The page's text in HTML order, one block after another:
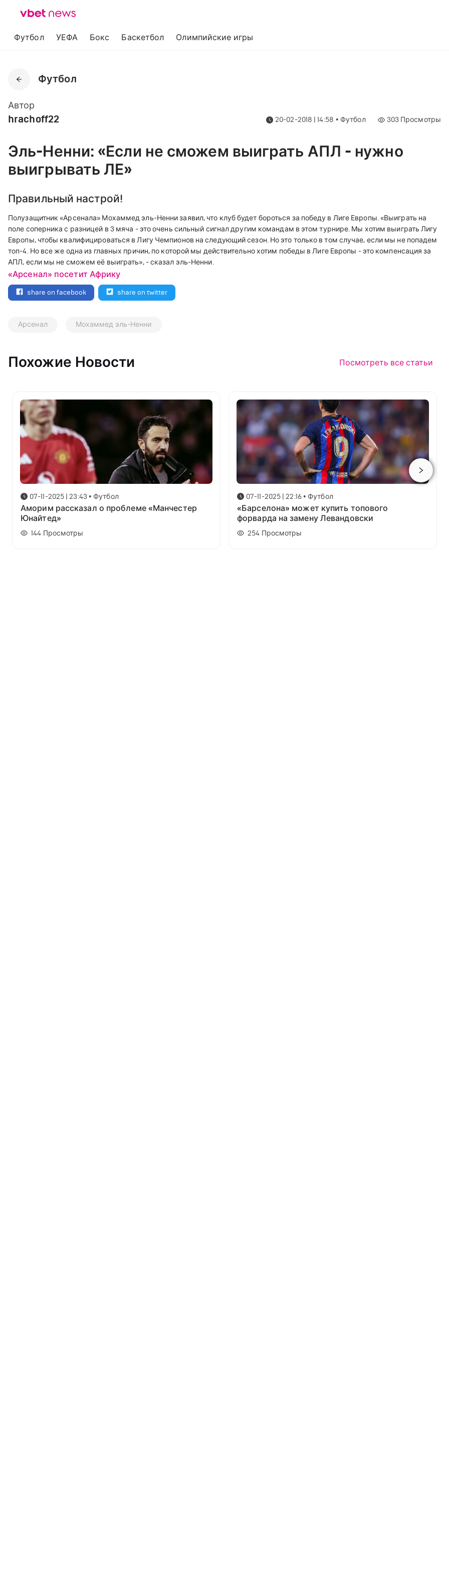
Футбол УЕФА Бокс Баскетбол Олимпийские игры
Футбол
Автор
hrachoff22 20-02-2018 | 14:58 • Футбол 303 Просмотры
Эль-Ненни: «Если не сможем выиграть АПЛ - нужно
выигрывать ЛЕ»
Правильный настрой!
Полузащитник «Арсенала» Мохаммед эль-Ненни заявил, что клуб будет бороться за победу в Лиге Европы. «Выиграть на
поле соперника с разницей в 3 мяча - это очень сильный сигнал другим командам в этом турнире. Мы хотим выиграть Лигу
Европы, чтобы квалифицироваться в Лигу Чемпионов на следующий сезон. Но это только в том случае, если мы не попадем
топ-4. Но все же одна из главных причин, по которой мы действительно хотим победы в Лиге Европы - это компенсация за
АПЛ, если мы не сможем её выиграть», - сказал эль-Ненни.
«Арсенал» посетит Африку
share on facebook share on twitter
Арсенал Мохаммед эль-Ненни
Похожие Новости Посмотреть все статьи
07-11-2025 | 23:43 • Футбол
Аморим рассказал о проблеме «Манчестер
Юнайтед»
144 Просмотры
07-11-2025 | 22:16 • Футбол
«Барселона» может купить топового
форварда на замену Левандовски
254 Просмотры